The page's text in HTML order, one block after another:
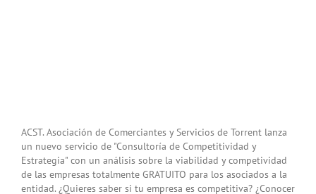
ACST. Asociación de Comerciantes y Servicios de Torrent lanza
un nuevo servicio de "Consultoría de Competitividad y
Estrategia" con un análisis sobre la viabilidad y competividad
de las empresas totalmente GRATUITO para los asociados a la
entidad. ¿Quieres saber si tu empresa es competitiva? ¿Conocer